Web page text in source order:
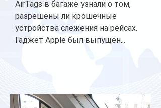
AirTags в багаже узнали о том,
разрешены ли крошечные
устройства слежения на рейсах.
Гаджет Apple был выпущен...